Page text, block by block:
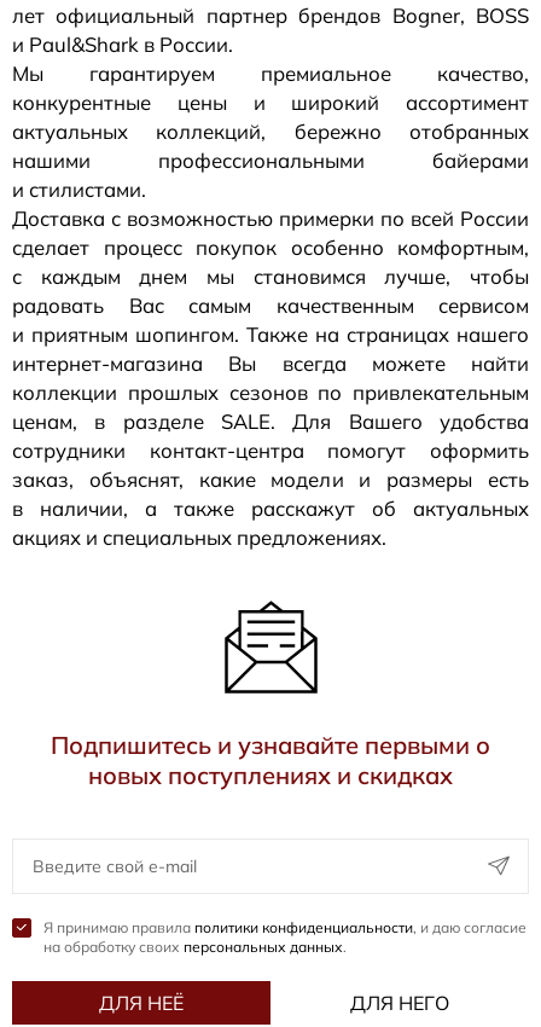
лет официальный партнер брендов Bogner, BOSS
и Paul&Shark в России.
Мы гарантируем премиальное качество,
конкурентные цены и широкий ассортимент
актуальных коллекций, бережно отобранных
нашими профессиональными байерами
и стилистами.
Доставка с возможностью примерки по всей России
сделает процесс покупок особенно комфортным,
с каждым днем мы становимся лучше, чтобы
радовать Вас самым качественным сервисом
и приятным шопингом. Также на страницах нашего
интернет-магазина Вы всегда можете найти
коллекции прошлых сезонов по привлекательным
ценам, в разделе SALE. Для Вашего удобства
сотрудники контакт-центра помогут оформить
заказ, объяснят, какие модели и размеры есть
в наличии, а также расскажут об актуальных
акциях и специальных предложениях.
Подпишитесь и узнавайте первыми о
новых поступлениях и скидках
Я принимаю правила политики конфиденциальности, и даю согласие
на обработку своих персональных данных.
ДЛЯ НЕЁ ДЛЯ НЕГО